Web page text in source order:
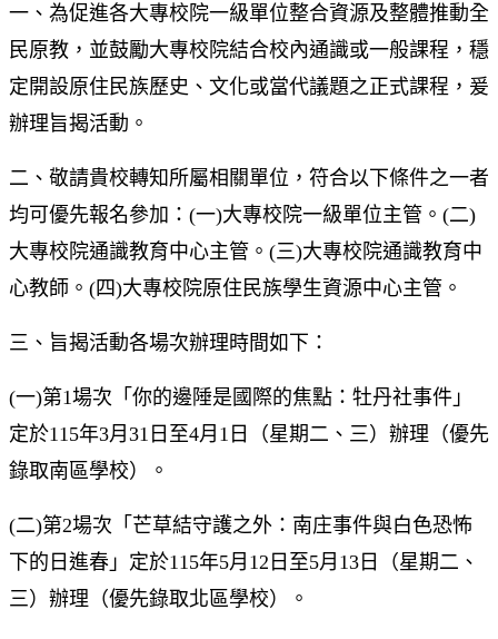
一、為促進各大專校院一級單位整合資源及整體推動全
民原教，並鼓勵大專校院結合校內通識或一般課程，穩
定開設原住民族歷史、文化或當代議題之正式課程，爰
辦理旨揭活動。
二、敬請貴校轉知所屬相關單位，符合以下條件之一者
均可優先報名參加：(一)大專校院一級單位主管。(二)
大專校院通識教育中心主管。(三)大專校院通識教育中
心教師。(四)大專校院原住民族學生資源中心主管。
三、旨揭活動各場次辦理時間如下：
(一)第1場次「你的邊陲是國際的焦點：牡丹社事件」
定於115年3月31日至4月1日（星期二、三）辦理（優先
錄取南區學校）。
(二)第2場次「芒草結守護之外：南庄事件與白色恐怖
下的日進春」定於115年5月12日至5月13日（星期二、
三）辦理（優先錄取北區學校）。